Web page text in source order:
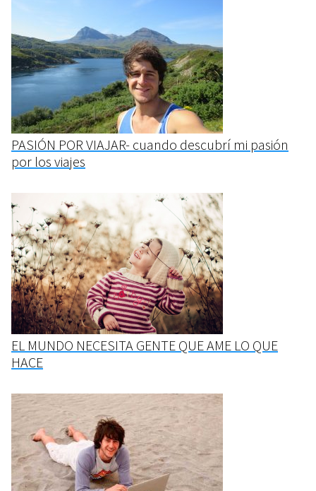
PASIÓN POR VIAJAR- cuando descubrí mi pasión
por los viajes
EL MUNDO NECESITA GENTE QUE AME LO QUE
HACE